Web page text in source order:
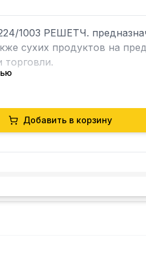
1003 РЕШЕТЧ.
сухих продуктов на
торговли.
разборный
нержавеющей стали
регулируемое с шагом
разобранном виде
Добавить в корзину